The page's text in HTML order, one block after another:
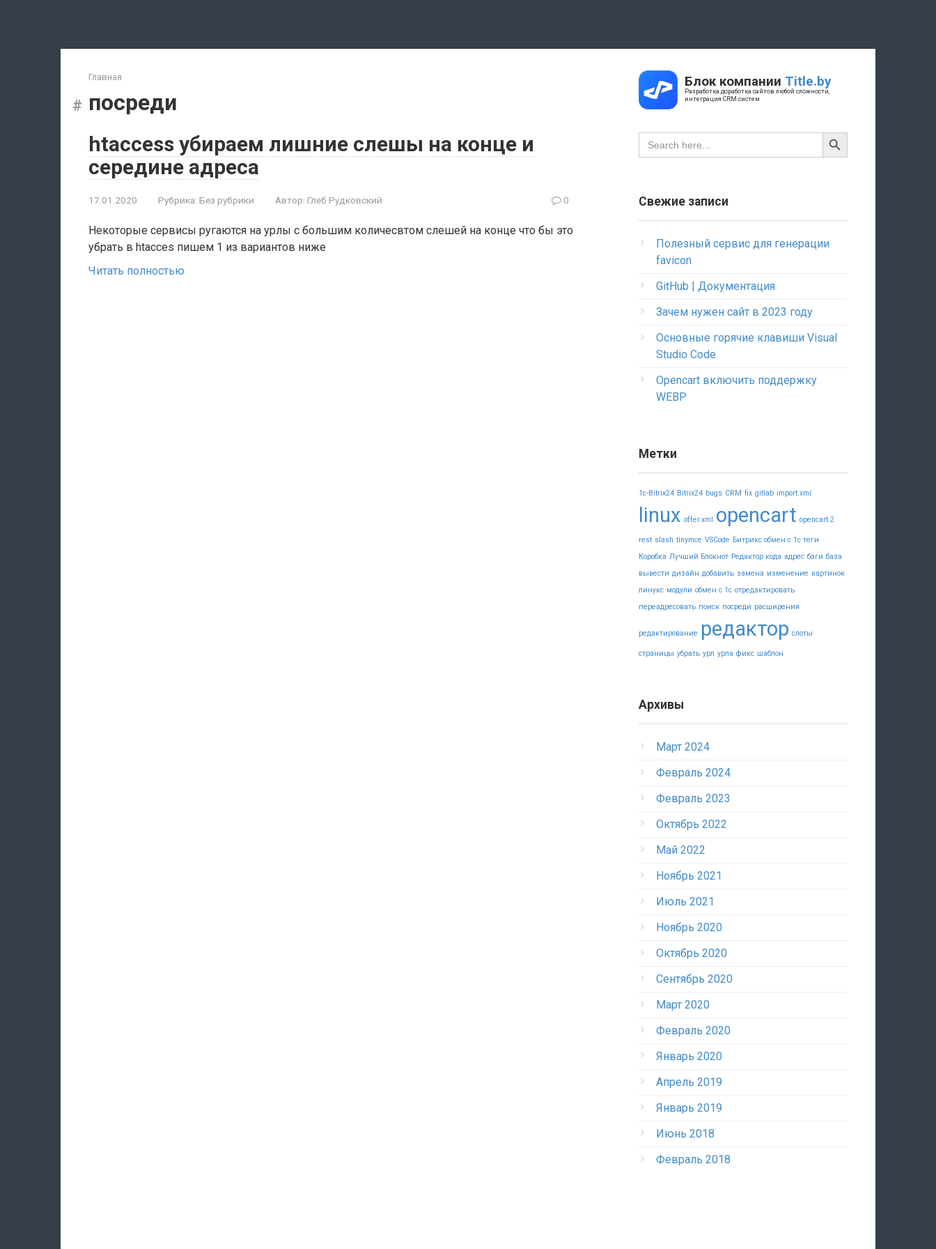
Главная
посреди
htaccess убираем лишние слешы на конце и
середине адреса
17.01.2020 Рубрика: Без рубрики Автор: Глеб Рудковский 0
Некоторые сервисы ругаются на урлы с большим количесвтом слешей на конце что бы это
убрать в htacces пишем 1 из вариантов ниже
Читать полностью
Блок компании Title.by
Разработка доработка сайтов любой сложности,
интеграция CRM систем
Search
for:
Search Button
Свежие записи
Полезный сервис для генерации
favicon
GitHub | Документация
Зачем нужен сайт в 2023 году
Основные горячие клавиши Visual
Studio Code
Opencart включить поддержку
WEBP
Метки
1c-Bitrix24 Bitrix24 bugs CRM fix gitlab import.xml
linux offer.xml opencart opencart 2
rest slash tinymce VSCode Битрикс обмен с 1с теги
Коробка Лучший Блокнот Редактор кода адрес баги база
вывести дизайн добавить замена изменение картинок
линукс модули обмен с 1с отредактировать
переадресовать поиск посреди расширения
редактирование редактор слоты
страницы убрать урл урла фикс шаблон
Архивы
Март 2024
Февраль 2024
Февраль 2023
Октябрь 2022
Май 2022
Ноябрь 2021
Июль 2021
Ноябрь 2020
Октябрь 2020
Сентябрь 2020
Март 2020
Февраль 2020
Январь 2020
Апрель 2019
Январь 2019
Июнь 2018
Февраль 2018